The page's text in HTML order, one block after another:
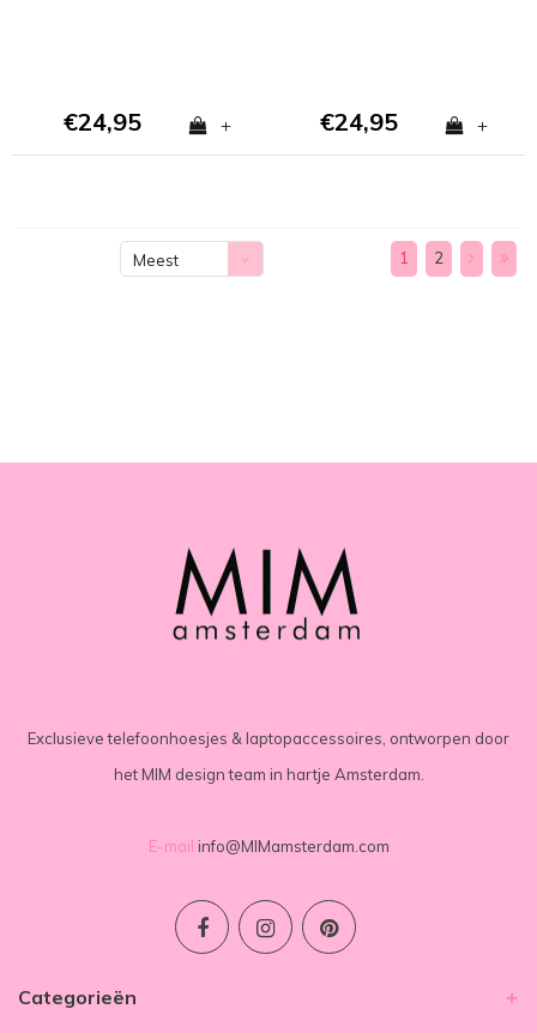
€24,95 + €24,95 +
Meest
1 2
Exclusieve telefoonhoesjes & laptopaccessoires, ontworpen door
het MIM design team in hartje Amsterdam.
E-mail info@MIMamsterdam.com
Categorieën